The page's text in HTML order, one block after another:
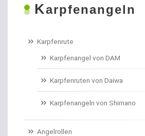
Boilies
Brandungs- / Weitwurfrollen
Brandungsbleie
Karpfenangeln
Karpfenrute
Karpfenangel von DAM
Karpfenruten von Daiwa
Karpfenangeln von Shimano
Angelrollen